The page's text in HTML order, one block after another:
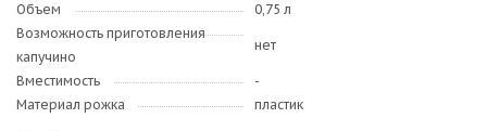
Объем
0,75 л
Возможность приготовления
капучино
нет
Вместимость
-
Материал рожка
пластик